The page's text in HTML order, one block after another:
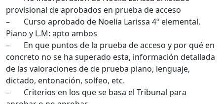
provisional de aprobados en prueba de acceso
– Curso aprobado de Noelia Larissa 4º elemental,
Piano y L.M: apto ambos
– En que puntos de la prueba de acceso y por qué en
concreto no se ha superado esta, información detallada
de las valoraciones de de prueba piano, lenguaje,
dictado, entonación, solfeo, etc.
– Criterios en los que se basa el Tribunal para